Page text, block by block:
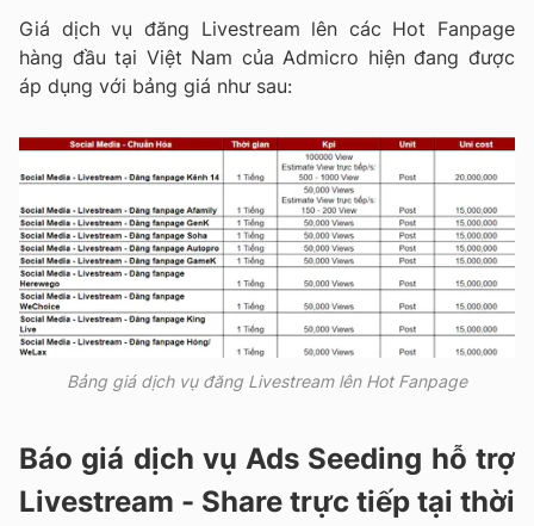
Giá dịch vụ đăng Livestream lên các Hot Fanpage
hàng đầu tại Việt Nam của Admicro hiện đang được
áp dụng với bảng giá như sau:
Bảng giá dịch vụ đăng Livestream lên Hot Fanpage
Báo giá dịch vụ Ads Seeding hỗ trợ
Livestream - Share trực tiếp tại thời